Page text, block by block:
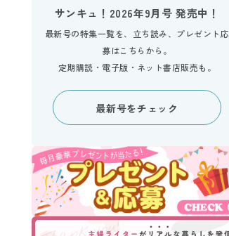
サンキュ！2026年9月号 発売中！
最新号の特集一覧を、立ち読み、プレゼント応
募はこちらから。
定期購読・電子版・ネット書店販売も。
最新号をチェック